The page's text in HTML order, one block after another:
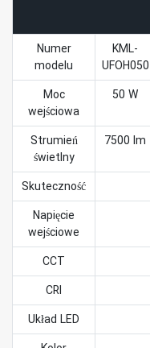
Numer
modelu
KML-
UFOH050
Moc
wejściowa
50 W
Strumień
świetlny
7500 lm
Skuteczność
Napięcie
wejściowe
CCT
CRI
Układ LED